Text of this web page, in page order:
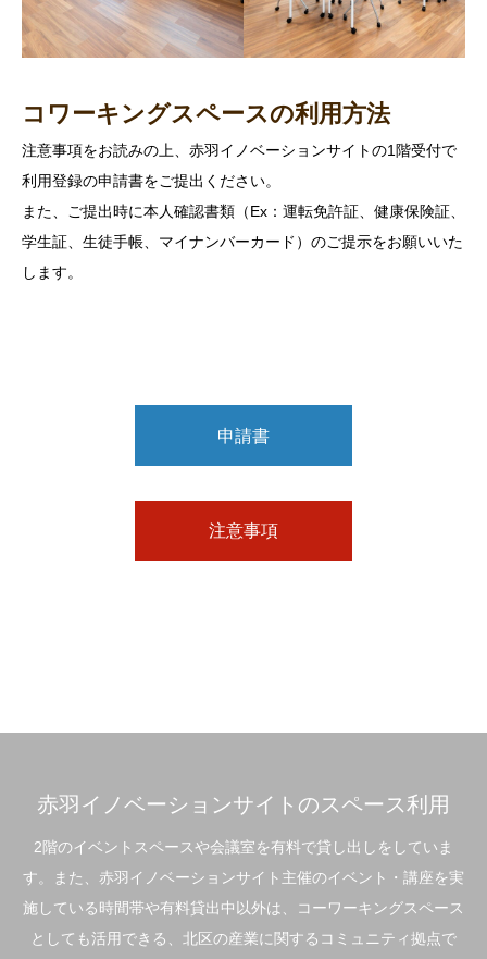
コワーキングスペースの利用方法
注意事項をお読みの上、赤羽イノベーションサイトの1階受付で
利用登録の申請書をご提出ください。
また、ご提出時に本人確認書類（Ex：運転免許証、健康保険証、
学生証、生徒手帳、マイナンバーカード）のご提示をお願いいた
します。
申請書
注意事項
赤羽イノベーションサイトのスペース利用
2階のイベントスペースや会議室を有料で貸し出しをしていま
す。また、赤羽イノベーションサイト主催のイベント・講座を実
施している時間帯や有料貸出中以外は、コーワーキングスペース
としても活用できる、北区の産業に関するコミュニティ拠点で